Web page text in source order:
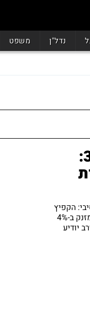
נדל"ן משפט
הדולר היציג ירד ל-3.49:
הקפיץ
את הריבית ב-4.25% ל-12%, ולמרות זאת הדולר מזנק ב-4%
יודיע